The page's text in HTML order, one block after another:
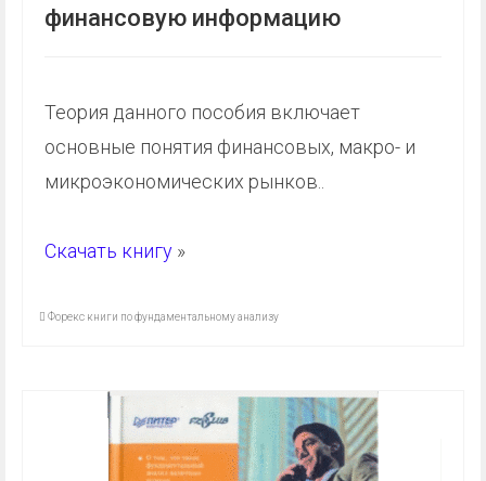
финансовую информацию
Теория данного пособия включает
основные понятия финансовых, макро- и
микроэкономических рынков..
Скачать книгу »
Форекс книги по фундаментальному анализу